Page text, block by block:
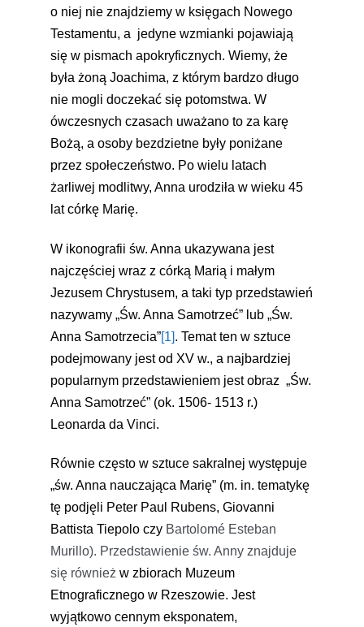
o niej nie znajdziemy w księgach Nowego
Testamentu, a jedyne wzmianki pojawiają
się w pismach apokryficznych. Wiemy, że
była żoną Joachima, z którym bardzo długo
nie mogli doczekać się potomstwa. W
ówczesnych czasach uważano to za karę
Bożą, a osoby bezdzietne były poniżane
przez społeczeństwo. Po wielu latach
żarliwej modlitwy, Anna urodziła w wieku 45
lat córkę Marię.
W ikonografii św. Anna ukazywana jest
najczęściej wraz z córką Marią i małym
Jezusem Chrystusem, a taki typ przedstawień
nazywamy „Św. Anna Samotrzeć” lub „Św.
Anna Samotrzecia”[1]. Temat ten w sztuce
podejmowany jest od XV w., a najbardziej
popularnym przedstawieniem jest obraz „Św.
Anna Samotrzeć” (ok. 1506- 1513 r.)
Leonarda da Vinci.
Równie często w sztuce sakralnej występuje
„św. Anna nauczająca Marię” (m. in. tematykę
tę podjęli Peter Paul Rubens, Giovanni
Battista Tiepolo czy Bartolomé Esteban
Murillo). Przedstawienie św. Anny znajduje
się równieżw zbiorach Muzeum
Etnograficznego w Rzeszowie. Jest
wyjątkowo cennym eksponatem,